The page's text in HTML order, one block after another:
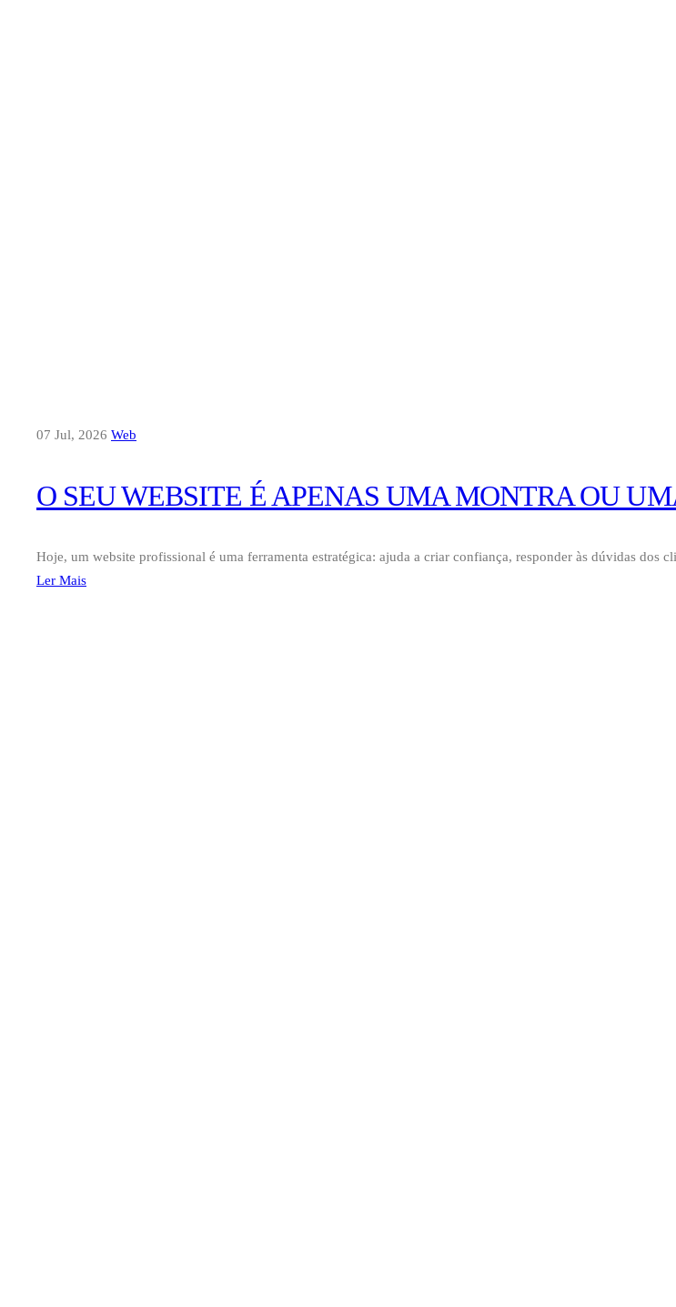
07 Jul, 2026 Web
O SEU WEBSITE É APENAS UMA MONTRA OU
Hoje, um website profissional é uma ferramenta estratégica: ajuda a criar confiança, responder às dúvidas dos
Ler Mais